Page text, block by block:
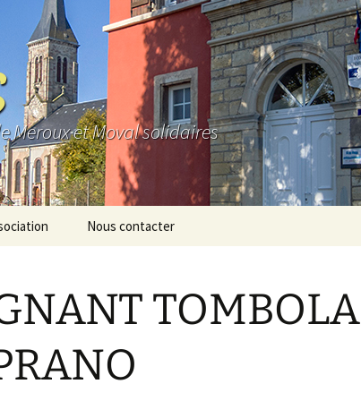
Meroux et Moval solidaires
Nous contacter
TOMBOLA